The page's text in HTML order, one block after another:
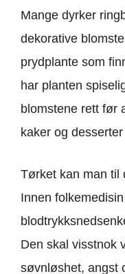
Mange dyrker
dekorative
prydplante som
har planten
blomstene rett før
kaker og
Tørket kan man til
Innen
Den skal visstnok
søvnløshet, angst